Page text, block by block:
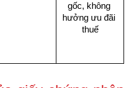
gốc, không
hưởng ưu đãi
thuế